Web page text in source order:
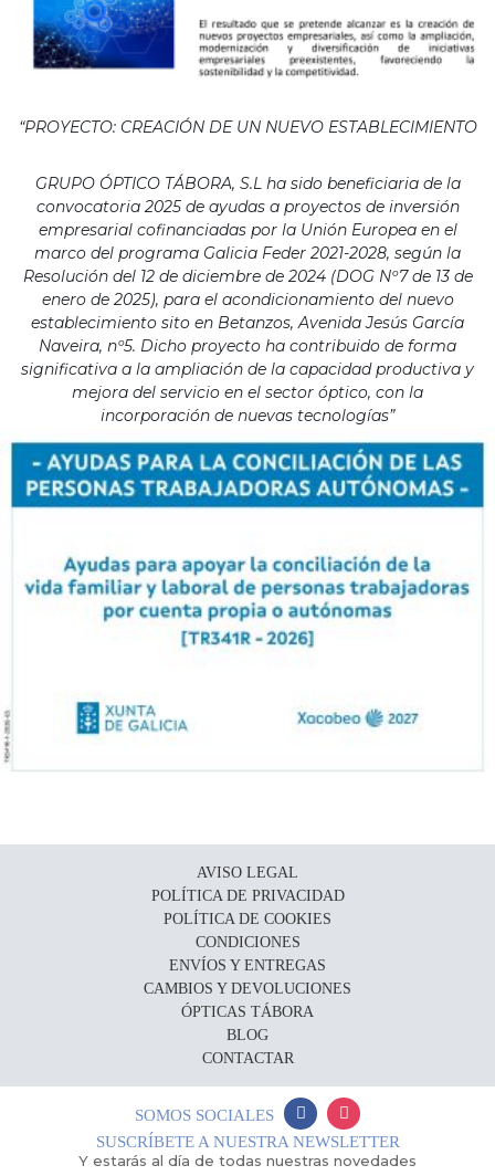
“PROYECTO: CREACIÓN DE UN NUEVO ESTABLECIMIENTO
GRUPO ÓPTICO TÁBORA, S.L ha sido beneficiaria de la
convocatoria 2025 de ayudas a proyectos de inversión
empresarial cofinanciadas por la Unión Europea en el
marco del programa Galicia Feder 2021-2028, según la
Resolución del 12 de diciembre de 2024 (DOG Nº7 de 13 de
enero de 2025), para el acondicionamiento del nuevo
establecimiento sito en Betanzos, Avenida Jesús García
Naveira, nº5. Dicho proyecto ha contribuido de forma
significativa a la ampliación de la capacidad productiva y
mejora del servicio en el sector óptico, con la
incorporación de nuevas tecnologías”
AVISO LEGAL
POLÍTICA DE PRIVACIDAD
POLÍTICA DE COOKIES
CONDICIONES
ENVÍOS Y ENTREGAS
CAMBIOS Y DEVOLUCIONES
ÓPTICAS TÁBORA
BLOG
CONTACTAR
SOMOS SOCIALES
SUSCRÍBETE A NUESTRA NEWSLETTER
Y estarás al día de todas nuestras novedades